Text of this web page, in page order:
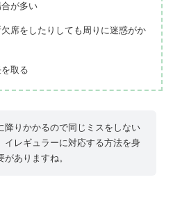
が多い
席をしたりしても周りに迷惑がか
取る
降りかかるので同じミスをしない
イレギュラーに対応する方法を身
ありますね。